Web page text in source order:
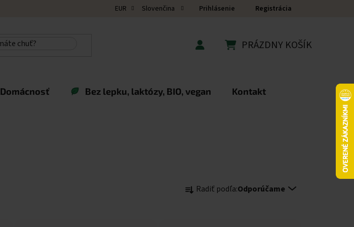
EUR Slovenčina Prihlásenie Registrácia
PRÁZDNY KOŠÍK
Domácnosť Bez lepku, laktózy, BIO, vegan Kontakt
Radiť podľa:Odporúčame